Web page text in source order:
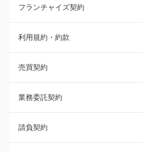
利用規約・約款
覚書・合意書・同意書
承諾書
雇用契約
その他契約・書面
フランチャイズ契約
利用規約・約款
売買契約
業務委託契約
請負契約